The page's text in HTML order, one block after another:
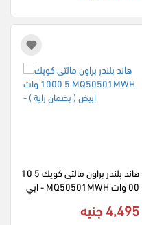
هاند بلندر براون مالتى كويك 5 10
00 وات MQ50501MWH - ابي
4,495 جنيه